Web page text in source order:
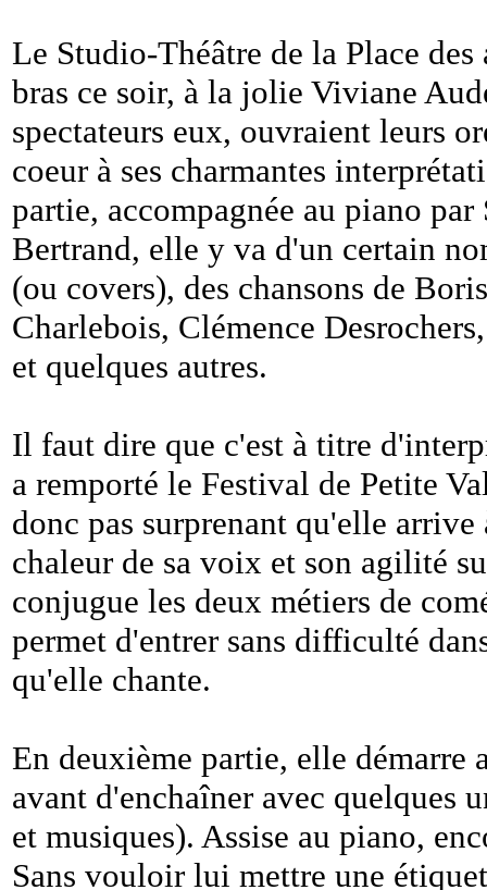
Le Studio-Théâtre de la Place des
bras ce soir, à la jolie Viviane
spectateurs eux, ouvraient leurs
coeur à ses charmantes
partie, accompagnée au piano
Bertrand, elle y va d'un certain
(ou covers), des chansons de
Charlebois, Clémence
et quelques autres.
Il faut dire que c'est à titre
a remporté le Festival de Petite
donc pas surprenant qu'elle
chaleur de sa voix et son agilité
conjugue les deux métiers de
permet d'entrer sans difficulté
qu'elle chante.
En deuxième partie, elle démarre
avant d'enchaîner avec quelques
et musiques). Assise au piano,
Sans vouloir lui mettre une